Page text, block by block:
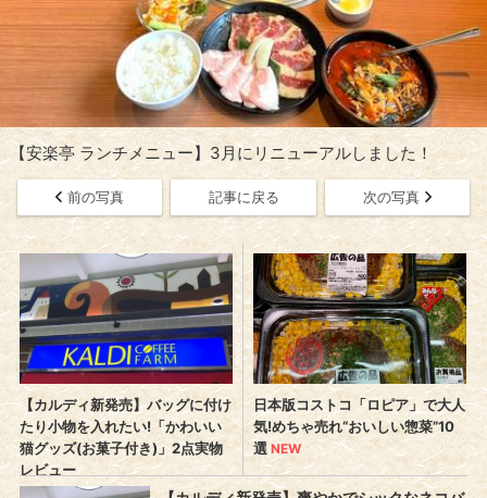
【安楽亭 ランチメニュー】3月にリニューアルしました！
前の写真 記事に戻る 次の写真